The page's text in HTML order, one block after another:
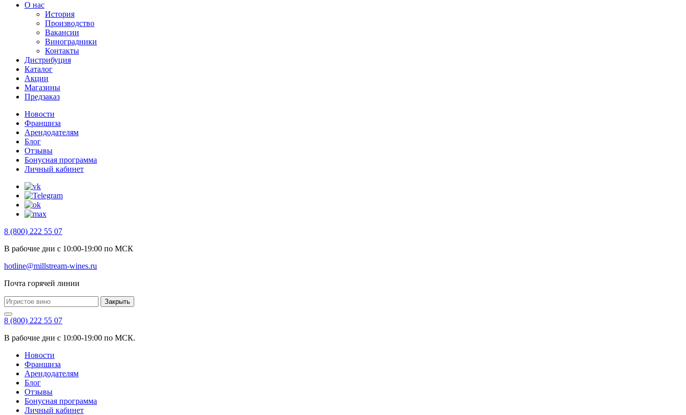
О нас
История
Производство
Вакансии
Виноградники
Контакты
Дистрибуция
Каталог
Акции
Магазины
Предзаказ
Новости
Франшиза
Арендодателям
Блог
Отзывы
Бонусная программа
Личный кабинет
8 (800) 222 55 07
В рабочие дни с 10:00-19:00 по МСК
hotline@millstream-wines.ru
Почта горячей линии
Закрыть
8 (800) 222 55 07
В рабочие дни с 10:00-19:00 по МСК.
Новости
Франшиза
Арендодателям
Блог
Отзывы
Бонусная программа
Личный кабинет